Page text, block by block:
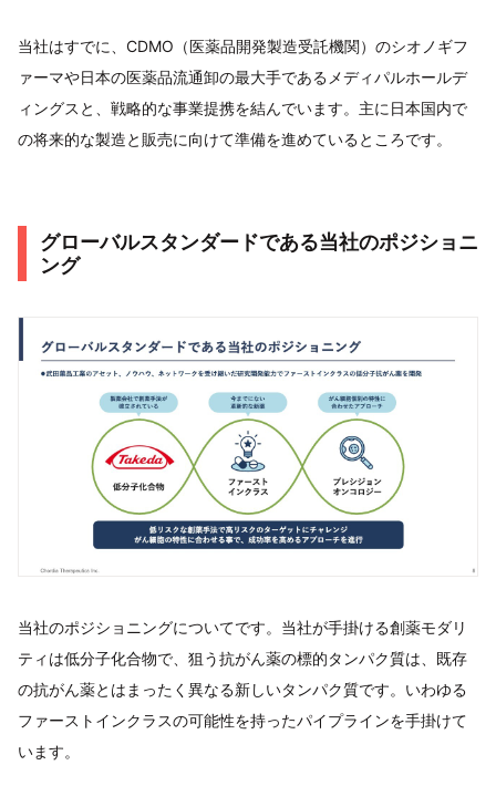
当社はすでに、CDMO（医薬品開発製造受託機関）のシオノギフ
ァーマや日本の医薬品流通卸の最大手であるメディパルホールデ
ィングスと、戦略的な事業提携を結んでいます。主に日本国内で
の将来的な製造と販売に向けて準備を進めているところです。
グローバルスタンダードである当社のポジショニ
ング
当社のポジショニングについてです。当社が手掛ける創薬モダリ
ティは低分子化合物で、狙う抗がん薬の標的タンパク質は、既存
の抗がん薬とはまったく異なる新しいタンパク質です。いわゆる
ファーストインクラスの可能性を持ったパイプラインを手掛けて
います。